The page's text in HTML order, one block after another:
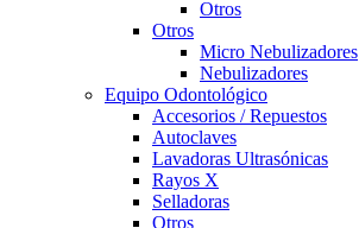
Otros
Otros
Micro Nebulizadores
Nebulizadores
Equipo Odontológico
Accesorios / Repuestos
Autoclaves
Lavadoras Ultrasónicas
Rayos X
Selladoras
Otros